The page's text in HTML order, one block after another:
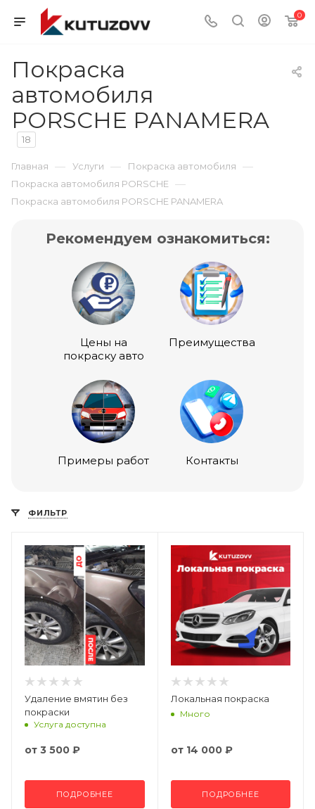
0
Покраска
автомобиля
PORSCHE PANAMERA
18
Главная — Услуги — Покраска автомобиля —
Покраска автомобиля PORSCHE —
Покраска автомобиля PORSCHE PANAMERA
Рекомендуем ознакомиться:
Цены на
покраску авто
Преимущества
Примеры работ Контакты
ФИЛЬТР
Удаление вмятин без
покраски
Услуга доступна
от 3 500 ₽
ПОДРОБНЕЕ
Локальная покраска
Много
от 14 000 ₽
ПОДРОБНЕЕ